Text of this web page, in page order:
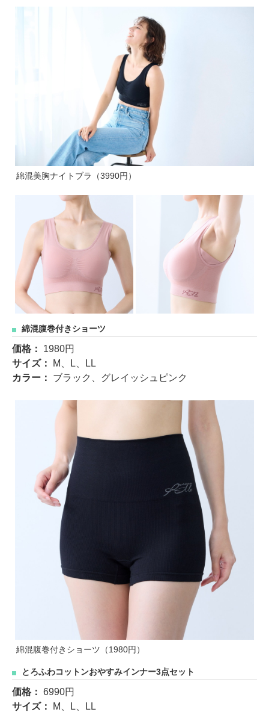
綿混美胸ナイトブラ（3990円）
綿混腹巻付きショーツ
価格： 1980円
サイズ：
M、L、LL
カラー： ブラック、グレイッシュピンク
綿混腹巻付きショーツ（1980円）
とろふわコットンおやすみインナー3点セット
価格： 6990円
サイズ：
M、L、LL